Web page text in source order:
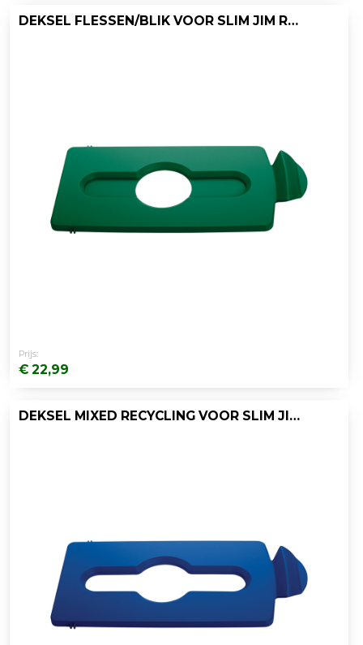
DEKSEL FLESSEN/BLIK VOOR SLIM JIM RECYCLINGSTATION, RUBBERMAID
Prijs:
€ 22,99
DEKSEL MIXED RECYCLING VOOR SLIM JIM RECYCLINGSTATION, RUBBERMAID